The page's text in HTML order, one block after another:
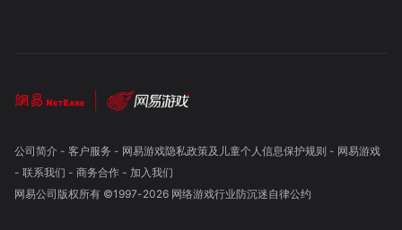
公司简介- 客户服务 - 网易游戏隐私政策及儿童个人信息保护规则 - 网易游戏
- 联系我们 - 商务合作- 加入我们
网易公司版权所有 ©1997-2026 网络游戏行业防沉迷自律公约